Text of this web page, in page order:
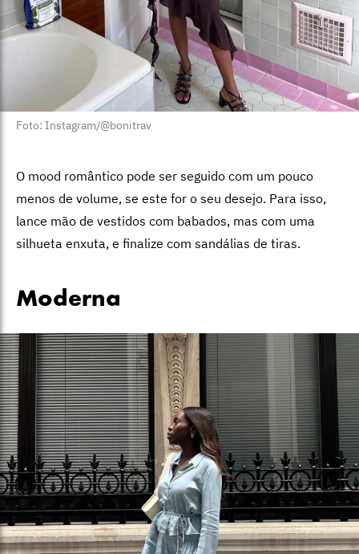
Foto: Instagram/@bonitrav
O mood romântico pode ser seguido com um pouco
menos de volume, se este for o seu desejo. Para isso,
lance mão de vestidos com babados, mas com uma
silhueta enxuta, e finalize com sandálias de tiras.
Moderna